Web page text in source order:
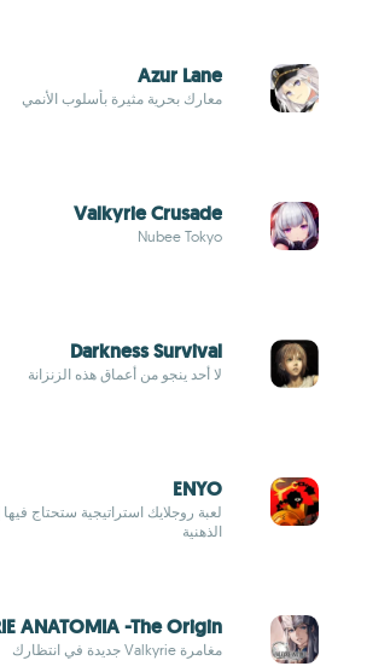
Azur Lane
معارك بحرية مثيرة بأسلوب الأنمي
Valkyrie Crusade
Nubee Tokyo
Darkness Survival
لا أحد ينجو من أعماق هذه الزنزانة
ENYO
لعبة روجلايك استراتيجية ستحتاج
الذهنية
ANATOMIA -The Origin-
مغامرة Valkyrie جديدة في انتظارك